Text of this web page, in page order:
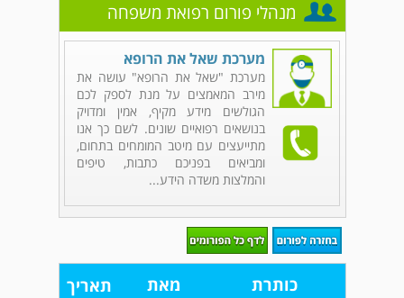
מנהלי פורום רפואת משפחה
מערכת שאל את הרופא
מערכת "שאל את הרופא" עושה את
מירב המאמצים על מנת לספק לכם
הגולשים מידע מקיף, אמין ומדויק
בנושאים רפואיים שונים. לשם כך אנו
מתייעצים עם מיטב המומחים בתחום,
ומביאים בפניכם כתבות, טיפים
והמלצות משדה הידע...
כותרת מאת תאריך